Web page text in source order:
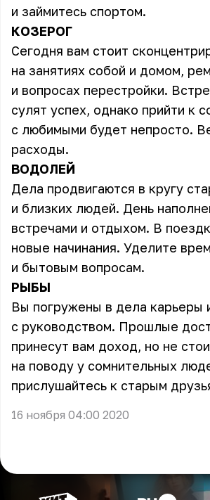
и займитесь спортом.
КОЗЕРОГ
Сегодня вам стоит
на занятиях собой и домом,
и вопросах перестройки.
сулят успех, однако прийти к
с любимыми будет непросто.
расходы.
ВОДОЛЕЙ
Дела продвигаются в кругу
и близких людей. День
встречами и отдыхом. В
новые начинания. Уделите
и бытовым вопросам.
РЫБЫ
Вы погружены в дела карьеры
с руководством. Прошлые
принесут вам доход, но не
на поводу у сомнительных
прислушайтесь к старым
16 ноября 04:00 2020